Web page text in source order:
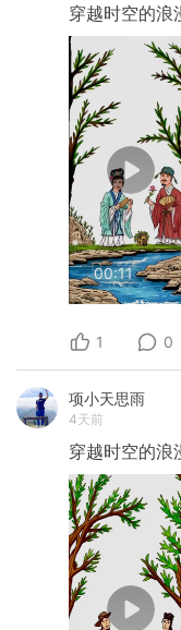
穿越时空的浪
00:11
1 0
项小天思雨
4天前
穿越时空的浪